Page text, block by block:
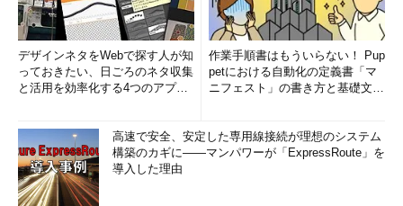
デザインネタをWebで探す人が知
っておきたい、日ごろのネタ収集
と活用を効率化する4つのアプリ
作業手順書はもういらない！ Pup
petにおける自動化の定義書「マ
ニフェスト」の書き方と基礎文法
高速で安全、安定した専用線接続が理想のシステム
構築のカギに――マンパワーが「ExpressRoute」を
導入した理由